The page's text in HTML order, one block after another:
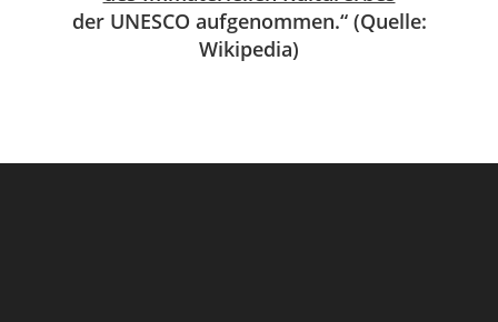
der UNESCO aufgenommen.“ (Quelle:
Wikipedia)